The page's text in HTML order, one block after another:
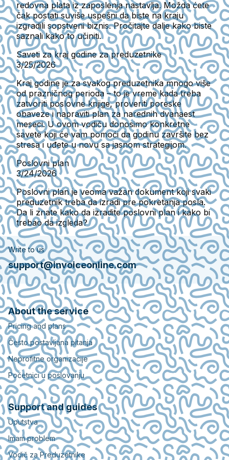
redovna plata iz zaposlenja nastavlja. Možda ćete
čak postati suviše uspešni da biste na kraju
izgradili sopstveni biznis. Pročitajte dalje kako biste
saznali kako to učiniti.
Saveti za kraj godine za preduzetnike
3/25/2026
Kraj godine je za svakog preduzetnika mnogo više
od prazničnog perioda – to je vreme kada treba
zatvoriti poslovne knjige, proveriti poreske
obaveze i napraviti plan za narednih dvanaest
meseci. U ovom vodiču donosimo konkretne
savete koji će vam pomoći da godinu završite bez
stresa i uđete u novu sa jasnom strategijom.
Poslovni plan
3/24/2026
Poslovni plan je veoma važan dokument koji svaki
preduzetnik treba da izradi pre pokretanja posla.
Da li znate kako da izradite poslovni plan i kako bi
trebao da izgleda?
Write to us
support@invoiceonline.com
About the service
Pricing and plans
Često postavljana pitanja
Neprofitne organizacije
Početnici u poslovanju
Support and guides
Uputstva
Imam problem
Vodič za Preduzetnike